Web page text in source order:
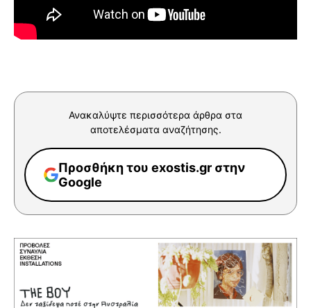
Ανακαλύψτε περισσότερα άρθρα στα
αποτελέσματα αναζήτησης.
Προσθήκη του exostis.gr στην
Google